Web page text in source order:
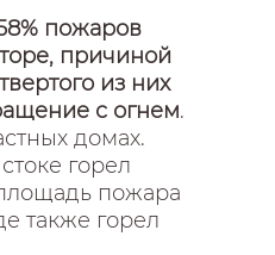
пожаров
причиной
из них
с огнем.
домах.
горел
пожара
также горел